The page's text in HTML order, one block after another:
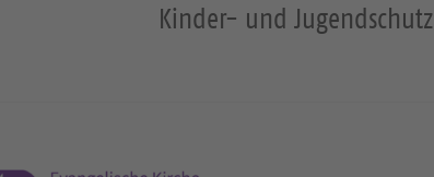
Kinder- und Jugendschutz